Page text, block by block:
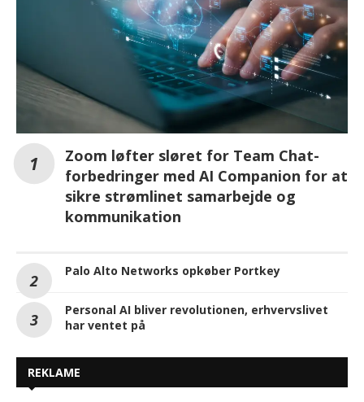
Zoom løfter sløret for Team Chat-
forbedringer med AI Companion for at
sikre strømlinet samarbejde og
kommunikation
Palo Alto Networks opkøber Portkey
Personal AI bliver revolutionen, erhvervslivet
har ventet på
REKLAME